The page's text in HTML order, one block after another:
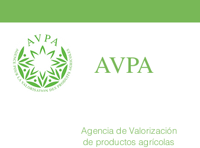
AVPA
Agencia de Valorización
de productos agrícolas